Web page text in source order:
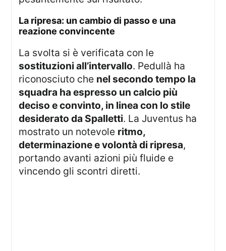
La ripresa: un cambio di passo e una
reazione convincente
La svolta si è verificata con le
sostituzioni all’intervallo. Pedullà ha
riconosciuto che nel secondo tempo la
squadra ha espresso un calcio più
deciso e convinto, in linea con lo stile
desiderato da Spalletti. La Juventus ha
mostrato un notevole ritmo,
determinazione e volontà di ripresa,
portando avanti azioni più fluide e
vincendo gli scontri diretti.